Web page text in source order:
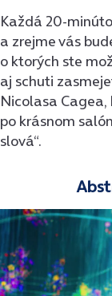
Každá 20-
a zrejme vás
o ktorých ste
aj schuti
Nicolasa
po krásnom
slová“.